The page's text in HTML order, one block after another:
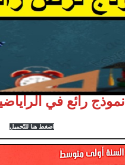
نموذج رائع في
اضغط هنا للتّحميل